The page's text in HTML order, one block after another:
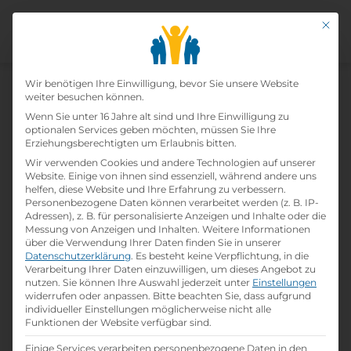
Home Staging mit kleinem
Budget: So überzeugen Sie beim
Wohnungsverkauf vom ersten
Augenblick an
calendar_month23. Juni 2026folder AllgemeinpersonLehrlingsportal.at
Mit
Datenschutz-
Wir benötigen Ihre Einwilligung, bevor Sie unsere Website
weiter besuchen können.
Wenn Sie unter 16 Jahre alt sind und Ihre Einwilligung zu
optionalen Services geben möchten, müssen Sie Ihre
Erziehungsberechtigten um Erlaubnis bitten.
Wir verwenden Cookies und andere Technologien auf unserer
Website. Einige von ihnen sind essenziell, während andere uns
helfen, diese Website und Ihre Erfahrung zu verbessern.
Personenbezogene Daten können verarbeitet werden (z. B. IP-
Adressen), z. B. für personalisierte Anzeigen und Inhalte oder die
Messung von Anzeigen und Inhalten. Weitere Informationen
über die Verwendung Ihrer Daten finden Sie in unserer
Datenschutzerklärung. Es besteht keine Verpflichtung, in die
Verarbeitung Ihrer Daten einzuwilligen, um dieses Angebot zu
nutzen. Sie können Ihre Auswahl jederzeit unter Einstellungen
widerrufen oder anpassen. Bitte beachten Sie, dass aufgrund
individueller Einstellungen möglicherweise nicht alle
Funktionen der Website verfügbar sind.
Einige Services verarbeiten personenbezogene Daten in den